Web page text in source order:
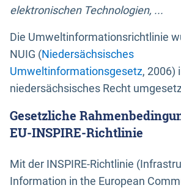
elektronischen Technologien, ...
Die Umweltinformationsrichtlinie
NUIG (Niedersächsisches
Umweltinformationsgesetz, 2006)
niedersächsisches Recht
Gesetzliche
EU-INSPIRE-Richtlinie
Mit der INSPIRE-Richtlinie
Information in the European